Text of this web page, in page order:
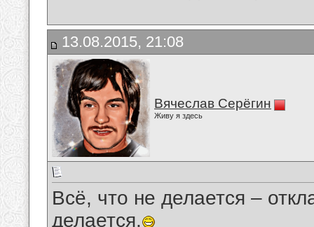
13.08.2015, 21:08
Вячеслав Серёгин
Живу я здесь
Всё, что не делается –
делается.